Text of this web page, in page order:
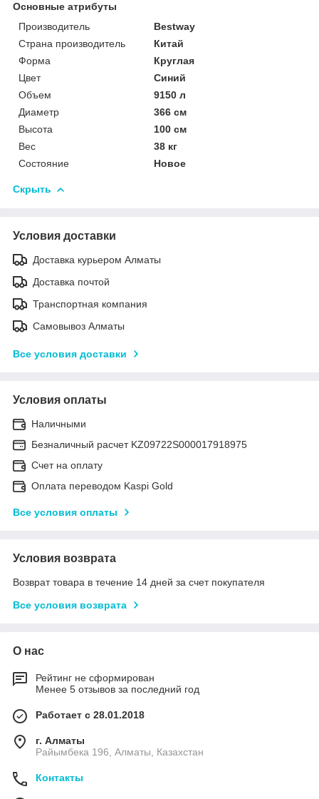
Основные атрибуты
Производитель
Bestway
Страна производитель
Китай
Форма
Круглая
Цвет
Синий
Объем
9150 л
Диаметр
366 см
Высота
100 см
Вес
38 кг
Состояние
Новое
Скрыть
Условия доставки
Доставка курьером Алматы
Доставка почтой
Транспортная компания
Самовывоз Алматы
Все условия доставки
Условия оплаты
Наличными
Безналичный расчет KZ09722S000017918975
Счет на оплату
Оплата переводом Kaspi Gold
Все условия оплаты
Условия возврата
Возврат товара в течение 14 дней за счет покупателя
Все условия возврата
О нас
Рейтинг не сформирован
Менее 5 отзывов за последний год
Работает с 28.01.2018
г. Алматы
Райымбека 196, Алматы, Казахстан
Контакты